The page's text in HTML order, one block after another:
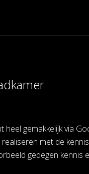
heel gemakkelijk via
met de
gedegen kennis